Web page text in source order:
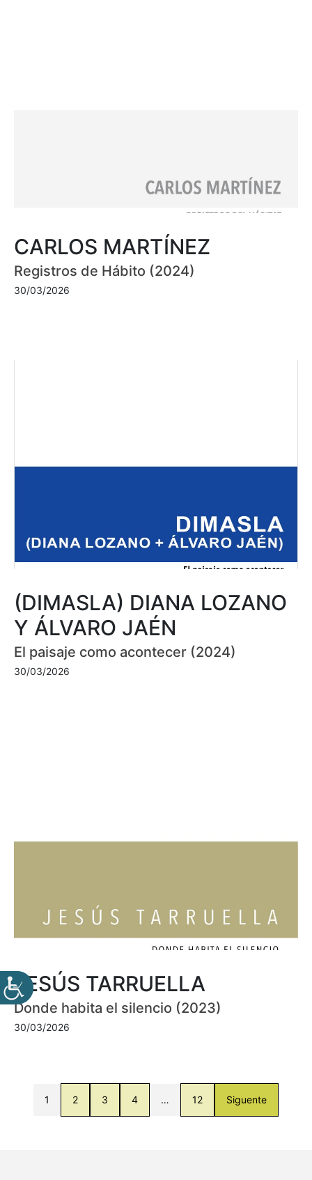
CARLOS MARTÍNEZ
Registros de Hábito (2024)
30/03/2026
(DIMASLA) DIANA LOZANO
Y ÁLVARO JAÉN
El paisaje como acontecer (2024)
30/03/2026
JESÚS TARRUELLA
Donde habita el silencio (2023)
30/03/2026
1 2 3 4 … 12 Siguente